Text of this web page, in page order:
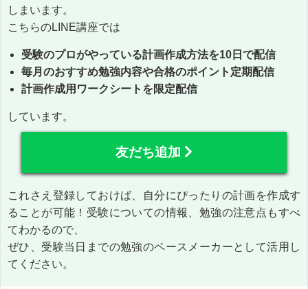
しまいます。
こちらのLINE講座では
受験のプロがやっている計画作成方法を10日で配信
毎月のおすすめ勉強内容や合格のポイント定期配信
計画作成用ワークシートを限定配信
しています。
友だち追加
これさえ登録しておけば、自分にぴったりの計画を作成す
ることが可能！受験についての情報、勉強の注意点もすべ
てわかるので、
ぜひ、受験当日までの勉強のペースメーカーとして活用し
てください。